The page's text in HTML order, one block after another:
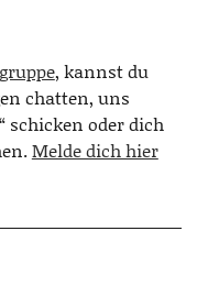
, kannst du
chatten, uns
schicken oder dich
Melde dich hier